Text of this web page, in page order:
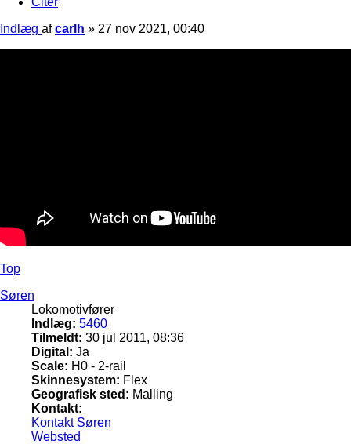
Indlæg afcarlh » 27 nov 2021, 00:40
Top
Søren
Lokomotivfører
Indlæg: 5460
Tilmeldt: 30 jul 2011, 08:36
Digital: Ja
Scale: H0 - 2-rail
Skinnesystem: Flex
Geografisk sted: Malling
Kontakt:
Kontakt Søren
Websted